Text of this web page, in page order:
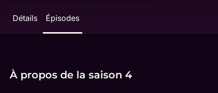
Détails Épisodes
À propos de la saison 4